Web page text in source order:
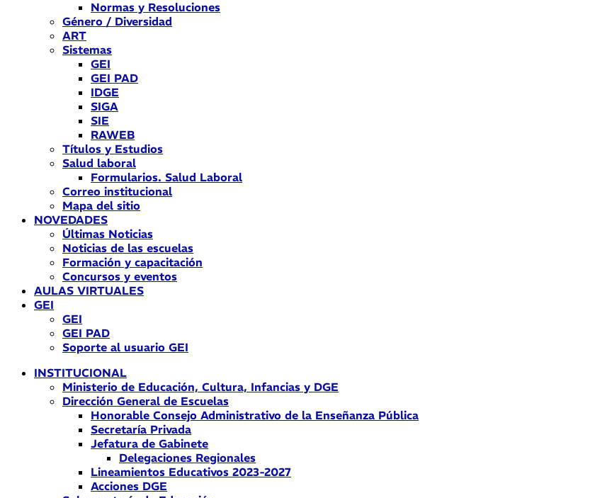
Normas y Resoluciones
Género / Diversidad
ART
Sistemas
GEI
GEI PAD
IDGE
SIGA
SIE
RAWEB
Títulos y Estudios
Salud laboral
Formularios. Salud Laboral
Correo institucional
Mapa del sitio
NOVEDADES
Últimas Noticias
Noticias de las escuelas
Formación y capacitación
Concursos y eventos
AULAS VIRTUALES
GEI
GEI
GEI PAD
Soporte al usuario GEI
INSTITUCIONAL
Ministerio de Educación, Cultura, Infancias y DGE
Dirección General de Escuelas
Honorable Consejo Administrativo de la Enseñanza Pública
Secretaría Privada
Jefatura de Gabinete
Delegaciones Regionales
Lineamientos Educativos 2023-2027
Acciones DGE